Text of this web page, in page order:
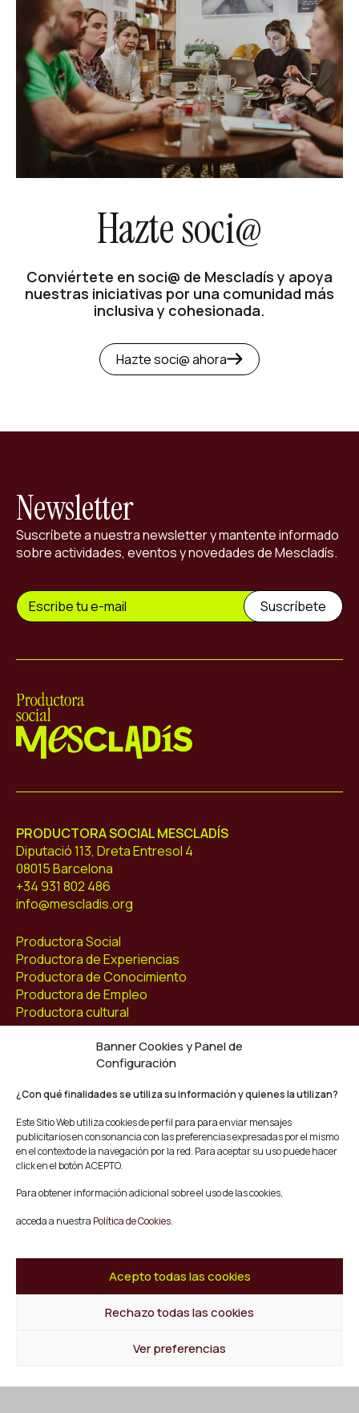
Banner Cookies y Panel de
Configuración
¿Con qué finalidades se utiliza su información y quienes la utilizan?
Este Sitio Web utiliza cookies de perfil para para enviar mensajes
publicitarios en consonancia con las preferencias expresadas por el mismo
en el contexto de la navegación por la red. Para aceptar su uso puede hacer
click en el botón ACEPTO.
Para obtener información adicional sobre el uso de las cookies,
acceda a nuestra Política de Cookies.
Acepto todas las cookies
Rechazo todas las cookies
Ver preferencias
Hazte soci@
Conviértete en soci@ de Mescladís y apoya
nuestras iniciativas por una comunidad más
inclusiva y cohesionada.
Hazte soci@ ahora
Newsletter
Suscríbete a nuestra newsletter y mantente informado
sobre actividades, eventos y novedades de Mescladís.
PRODUCTORA SOCIAL MESCLADÍS
Diputació 113, Dreta Entresol 4
08015 Barcelona
+34 931 802 486
info@mescladis.org
Productora Social
Productora de Experiencias
Productora de Conocimiento
Productora de Empleo
Productora cultural
Síguenos
Facebook
Instagram
Twitter/X
FAQ
Política de privacidad y Cookies
Términos y Condiciones de Compra